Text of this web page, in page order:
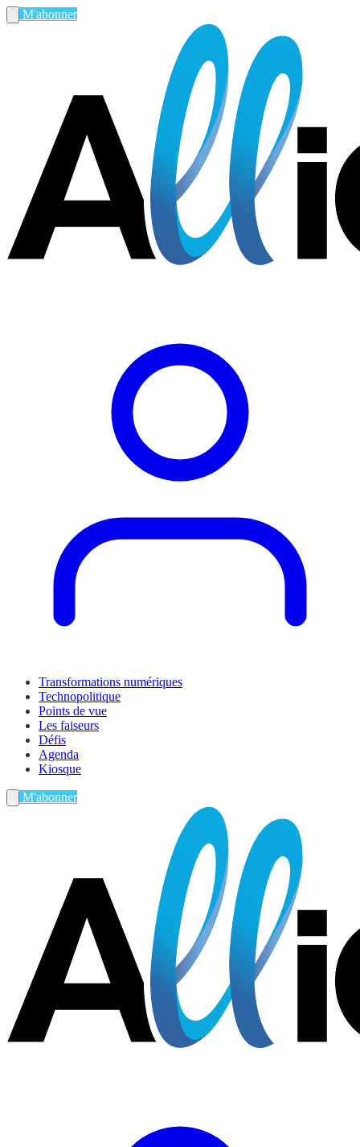
M'abonner
Transformations numériques
Technopolitique
Points de vue
Les faiseurs
Défis
Agenda
Kiosque
M'abonner